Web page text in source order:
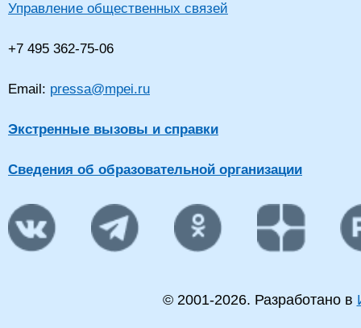
Управление общественных связей
+7 495 362-75-06
Email: pressa@mpei.ru
Экстренные вызовы и справки
Сведения об образовательной организации
© 2001-2026. Разработано в